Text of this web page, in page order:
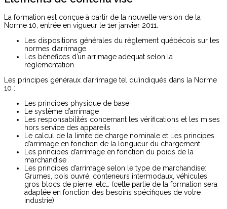
La formation est conçue à partir de la nouvelle version de la
Norme 10, entrée en vigueur le 1er janvier 2011.
Les dispositions générales du règlement québécois sur les
normes d’arrimage
Les bénéfices d’un arrimage adéquat selon la
règlementation
Les principes généraux d’arrimage tel qu’indiqués dans la Norme
10 :
Les principes physique de base
Le système d’arrimage
Les responsabilités concernant les vérifications et les mises
hors service des appareils
Le calcul de la limite de charge nominale et Les principes
d’arrimage en fonction de la longueur du chargement
Les principes d’arrimage en fonction du poids de la
marchandise
Les principes d’arrimage selon le type de marchandise:
Grumes, bois ouvré, conteneurs intermodaux, véhicules,
gros blocs de pierre, etc… (cette partie de la formation sera
adaptée en fonction des besoins spécifiques de votre
industrie)